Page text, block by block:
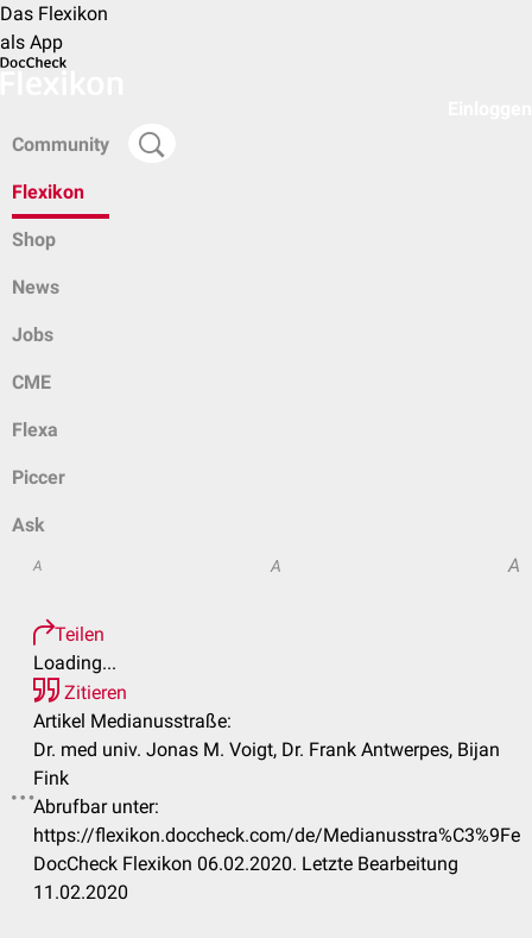
Das Flexikon
als App
Community
Flexikon
Shop
News
Jobs
CME
Flexa
Piccer
Ask
A A A
Teilen
Loading...
Zitieren
Artikel Medianusstraße:
Dr. med univ. Jonas M. Voigt, Dr. Frank Antwerpes, Bijan
Fink
Abrufbar unter:
https://flexikon.doccheck.com/de/Medianusstra%C3%9Fe
DocCheck Flexikon 06.02.2020. Letzte Bearbeitung
11.02.2020